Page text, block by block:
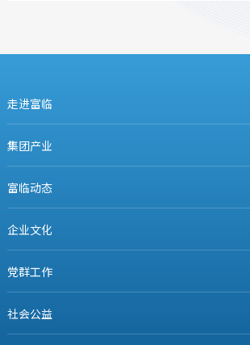
走进富临
集团产业
富临动态
企业文化
党群工作
社会公益